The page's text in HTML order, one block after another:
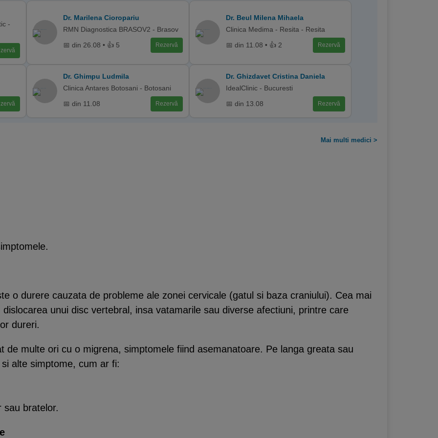
-
Dr. Marilena Cioropariu
RMN Diagnostica BRASOV2 - Brasov
📅 din 26.08 • 👍 5 Rezervă
Dr. Beul Milena Mihaela
Clinica Medima - Resita - Resita
📅 din 11.08 • 👍 2 Rezervă
Dr. Ghimpu Ludmila
Clinica Antares Botosani - Botosani
📅 din 11.08 Rezervă
Dr. Ghizdavet Cristina Daniela
IdealClinic - Bucuresti
📅 din 13.08 Rezervă
Mai multi medici >
o durere cauzata de probleme ale zonei cervicale (gatul si baza craniului). Cea mai
unui disc vertebral, insa vatamarile sau diverse afectiuni, printre care
dureri.
de multe ori cu o migrena, simptomele fiind asemanatoare. Pe langa greata sau
alte simptome, cum ar fi:
sau bratelor.